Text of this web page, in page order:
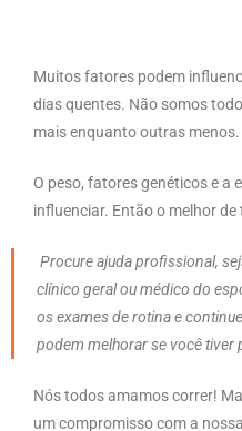
Muitos fatores podem
dias quentes. Não somos
mais enquanto outras menos.
O peso, fatores genéticos e a
influenciar. Então o melhor
Procure ajuda profissional,
clínico geral ou médico do
os exames de rotina e
podem melhorar se você tiver
Nós todos amamos correr!
um compromisso com a